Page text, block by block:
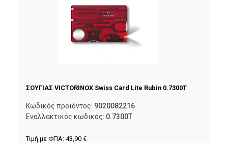
ΣΟΥΓΙΑΣ VICTORINOX Swiss Card Lite Rubin 0.7300T
Κωδικός προϊόντος: 9020082216
Εναλλακτικός κωδικός: 0.7300T
Τιμή με ΦΠΑ: 43,90 €